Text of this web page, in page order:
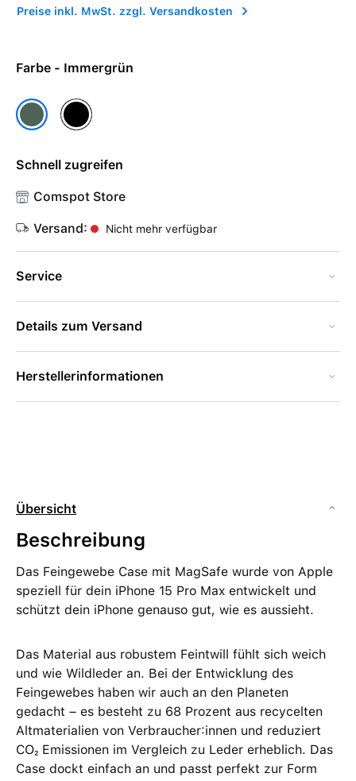
Preise inkl. MwSt. zzgl. Versandkosten
Farbe - Immergrün
ImmergrünSchwarz
Schnell zugreifen
Comspot Store
Versand: Nicht mehr verfügbar
Service
Details zum Versand
Herstellerinformationen
Übersicht
Beschreibung
Das Feingewebe Case mit MagSafe wurde von Apple
speziell für dein iPhone 15 Pro Max entwickelt und
schützt dein iPhone genauso gut, wie es aussieht.
Das Material aus robustem Feintwill fühlt sich weich
und wie Wildleder an. Bei der Entwicklung des
Feingewebes haben wir auch an den Planeten
gedacht – es besteht zu 68 Prozent aus recycelten
Altmaterialien von Verbraucher:innen und reduziert
CO₂ Emissionen im Vergleich zu Leder erheblich. Das
Case dockt einfach an und passt perfekt zur Form